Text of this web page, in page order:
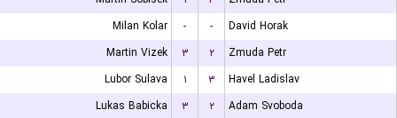
Milan Kolar
- -
David Horak
Martin Vizek
۳ ۲
Zmuda Petr
Lubor Sulava
۱ ۳
Havel Ladislav
Lukas Babicka
۳ ۲
Adam Svoboda